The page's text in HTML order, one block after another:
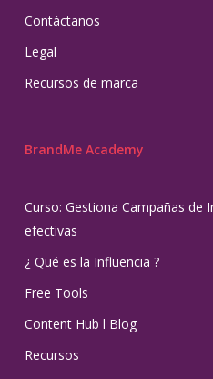
Contáctanos
Legal
Recursos de marca
BrandMe Academy
Curso: Gestiona Campañas de
efectivas
¿ Qué es la Influencia ?
Free Tools
Content Hub l Blog
Recursos